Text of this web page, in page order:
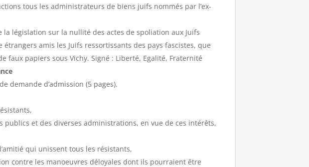
tous les administrateurs de biens juifs nommés par l’ex-
législation sur la nullité des actes de spoliation aux Juifs
amis les Juifs ressortissants des pays fascistes, que
faux papiers sous Vichy. Signé : Liberté, Egalité, Fraternité
demande d’admission (5 pages).
publics et des diverses administrations, en vue de ces intérêts,
qui unissent tous les résistants,
contre les manoeuvres déloyales dont ils pourraient être